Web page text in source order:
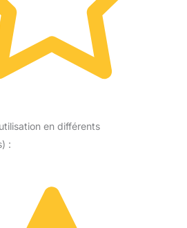
en différents
: